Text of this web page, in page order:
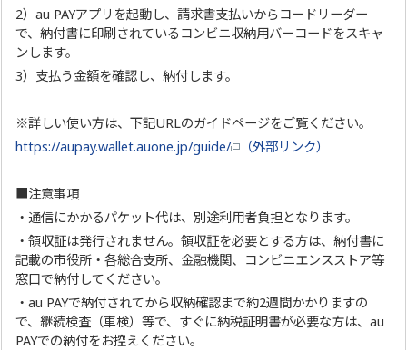
2）au PAYアプリを起動し、請求書支払いからコードリーダー
で、納付書に印刷されているコンビニ収納用バーコードをスキャ
ンします。
3）支払う金額を確認し、納付します。
※詳しい使い方は、下記URLのガイドページをご覧ください。
https://aupay.wallet.auone.jp/guide/
（外部リンク）
■注意事項
・通信にかかるパケット代は、別途利用者負担となります。
・領収証は発行されません。領収証を必要とする方は、納付書に
記載の市役所・各総合支所、金融機関、コンビニエンスストア等
窓口で納付してください。
・au PAYで納付されてから収納確認まで約2週間かかりますの
で、継続検査（車検）等で、すぐに納税証明書が必要な方は、au
PAYでの納付をお控えください。